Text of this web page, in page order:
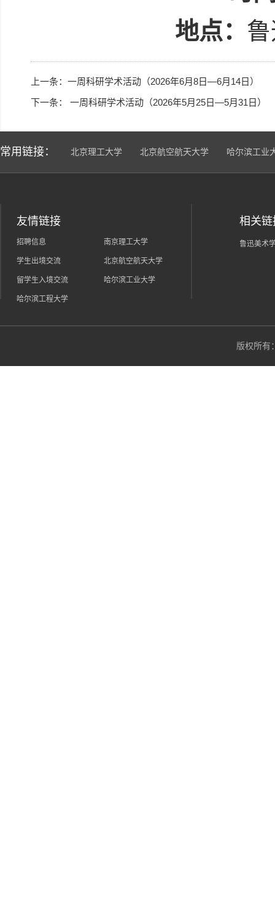
地点：
上一条： 一周科研学术活动（2026年6月8日—6月14日）
下一条：
一周科研学术活动（2026年5月25日—5月31日）
常用链接： 北京理工大学 北京航空航天大学 哈尔滨工业
友情链接
招聘信息 南京理工大学
学生出境交流 北京航空航天大学
留学生入境交流 哈尔滨工业大学
哈尔滨工程大学
相关链
鲁迅美术
版权所